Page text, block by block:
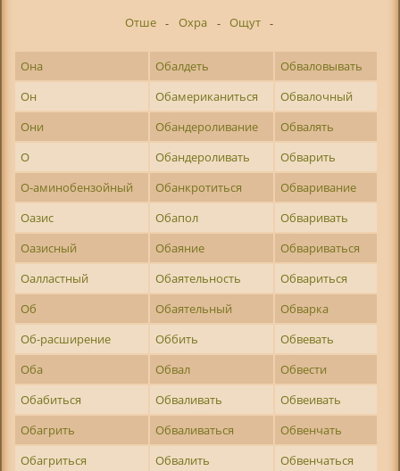
Отше - Охра - Ощут -
Она Обалдеть
Обваловывать
Он
Обамериканиться
Обвалочный
Они
Обандероливание
Обвалять
О
Обандероливать
Обварить
О-аминобензойный
Обанкротиться
Обваривание
Оазис
Обапол
Обваривать
Оазисный
Обаяние
Обвариваться
Оалластный
Обаятельность
Обвариться
Об
Обаятельный
Обварка
Об-расширение
Оббить
Обвевать
Оба
Обвал
Обвести
Обабиться
Обваливать
Обвеивать
Обагрить
Обваливаться
Обвенчать
Обагриться
Обвалить
Обвенчаться